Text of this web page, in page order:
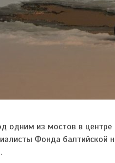
одним из мостов в
Фонда балтийской